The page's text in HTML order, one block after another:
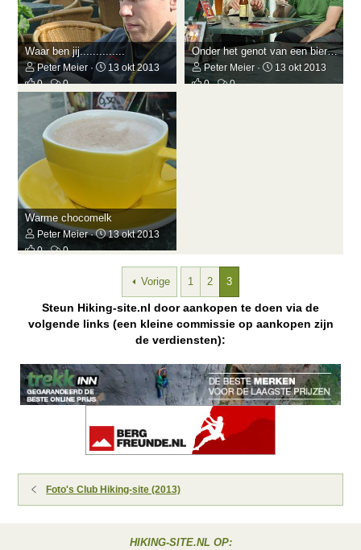
Waar ben jij..............
Peter Meier
13 okt 2013
0
0
Onder het genot van een biertje.
Peter Meier
13 okt 2013
0
0
Warme chocomelk
Peter Meier
13 okt 2013
0
0
Vorige 1 2 3
Steun Hiking-site.nl door aankopen te doen via de
volgende links (een kleine commissie op aankopen zijn
de verdiensten):
Foto's Club Hiking-site (2013)
HIKING-SITE.NL OP: